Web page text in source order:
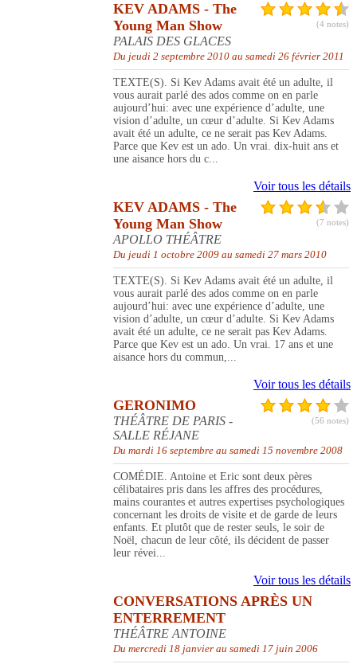
(4 notes)
KEV ADAMS - The
Young Man Show
PALAIS DES GLACES
Du jeudi 2 septembre 2010 au samedi 26 février 2011
TEXTE(S). Si Kev Adams avait été un adulte, il
vous aurait parlé des ados comme on en parle
aujourd’hui: avec une expérience d’adulte, une
vision d’adulte, un cœur d’adulte. Si Kev Adams
avait été un adulte, ce ne serait pas Kev Adams.
Parce que Kev est un ado. Un vrai. dix-huit ans et
une aisance hors du c...
Voir tous les détails
(7 notes)
KEV ADAMS - The
Young Man Show
APOLLO THÉÂTRE
Du jeudi 1 octobre 2009 au samedi 27 mars 2010
TEXTE(S). Si Kev Adams avait été un adulte, il
vous aurait parlé des ados comme on en parle
aujourd’hui: avec une expérience d’adulte, une
vision d’adulte, un cœur d’adulte. Si Kev Adams
avait été un adulte, ce ne serait pas Kev Adams.
Parce que Kev est un ado. Un vrai. 17 ans et une
aisance hors du commun,...
Voir tous les détails
(56 notes)
GERONIMO
THÉÂTRE DE PARIS -
SALLE RÉJANE
Du mardi 16 septembre au samedi 15 novembre 2008
COMÉDIE. Antoine et Eric sont deux pères
célibataires pris dans les affres des procédures,
mains courantes et autres expertises psychologiques
concernant les droits de visite et de garde de leurs
enfants. Et plutôt que de rester seuls, le soir de
Noël, chacun de leur côté, ils décident de passer
leur révei...
Voir tous les détails
CONVERSATIONS APRÈS UN
ENTERREMENT
THÉÂTRE ANTOINE
Du mercredi 18 janvier au samedi 17 juin 2006